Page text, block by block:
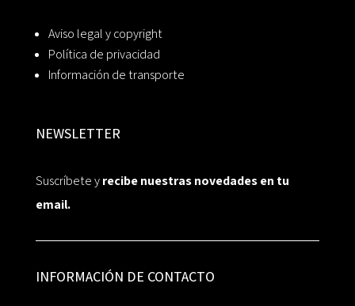
Aviso legal y copyright
Política de privacidad
Información de transporte
NEWSLETTER
Suscríbete yrecibe nuestras novedades en tu
email.
INFORMACIÓN DE CONTACTO